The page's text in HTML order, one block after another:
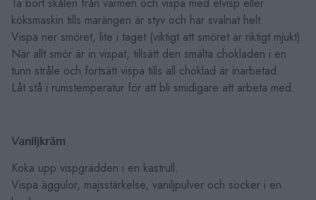
Ta bort skålen från värmen och vispa med elvisp eller
köksmaskin tills marängen är styv och har svalnat helt.
Vispa ner smöret, lite i taget (viktigt att smöret är riktigt mjukt).
När allt smör är in vispat, tillsätt den smälta chokladen i en
tunn stråle och fortsätt vispa tills all choklad är inarbetad.
Låt stå i rumstemperatur för att bli smidigare att arbeta med.
Vaniljkräm
Koka upp vispgrädden i en kastrull.
Vispa äggulor, majsstärkelse, vaniljpulver och socker i en